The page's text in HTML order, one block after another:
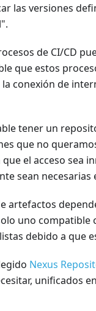
las versiones
de CI/CD
que estos
conexión de
tener un
que no
el acceso sea
sean necesarias
artefactos
uno
debido a que
Nexus
unificados